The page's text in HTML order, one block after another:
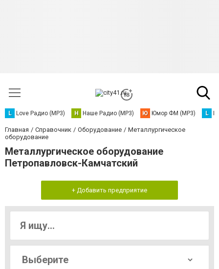
L Love Радио (MP3) Н Наше Радио (MP3) Ю Юмор ФМ (MP3) L
Главная Справочник Оборудование
Металлургическое
оборудование
Металлургическое оборудование
Петропавловск-Камчатский
+ Добавить предприятие